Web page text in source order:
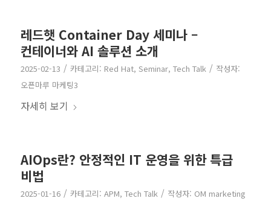
레드햇 Container Day 세미나 –
컨테이너와 AI 솔루션 소개
2025-02-13 / 카테고리: Red Hat, Seminar, Tech Talk / 작성자:
오픈마루 마케팅3
자세히 보기
AIOps란? 안정적인 IT 운영을 위한 특급
비법
2025-01-16 / 카테고리: APM, Tech Talk / 작성자: OM marketing